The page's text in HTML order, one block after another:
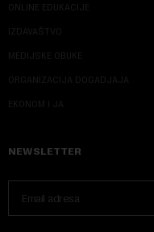
ONLINE EDUKACIJE
IZDAVAŠTVO
MEDIJSKE OBUKE
ORGANIZACIJA DOGADJAJA
EKONOM I JA
NEWSLETTER